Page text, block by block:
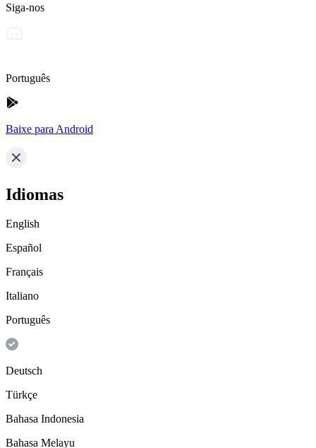
Siga-nos
Português
Baixe para Android
Idiomas
English
Español
Français
Italiano
Português
Deutsch
Türkçe
Bahasa Indonesia
Bahasa Melayu